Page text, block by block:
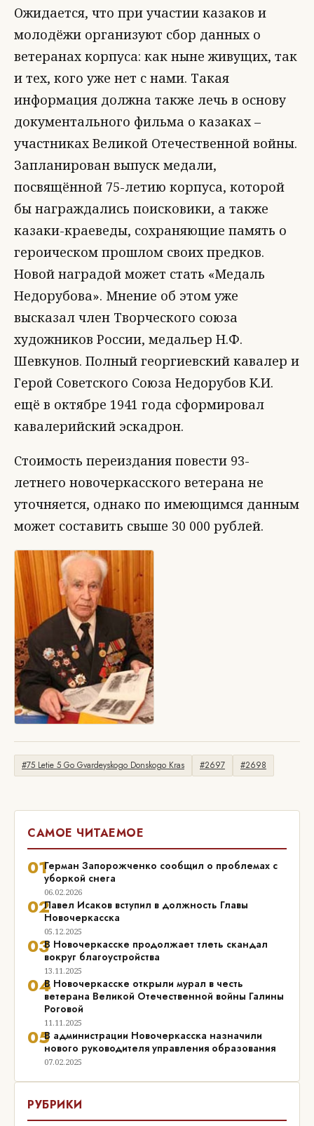
Ожидается, что при участии казаков и
молодёжи организуют сбор данных о
ветеранах корпуса: как ныне живущих, так
и тех, кого уже нет с нами. Такая
информация должна также лечь в основу
документального фильма о казаках –
участниках Великой Отечественной войны.
Запланирован выпуск медали,
посвящённой 75-летию корпуса, которой
бы награждались поисковики, а также
казаки-краеведы, сохраняющие память о
героическом прошлом своих предков.
Новой наградой может стать «Медаль
Недорубова». Мнение об этом уже
высказал член Творческого союза
художников России, медальер Н.Ф.
Шевкунов. Полный георгиевский кавалер и
Герой Советского Союза Недорубов К.И.
ещё в октябре 1941 года сформировал
кавалерийский эскадрон.
Стоимость переиздания повести 93-
летнего новочеркасского ветерана не
уточняется, однако по имеющимся данным
может составить свыше 30 000 рублей.
#75 Letie 5 Go Gvardeyskogo Donskogo Kras #2697 #2698
САМОЕ ЧИТАЕМОЕ
01Герман Запорожченко сообщил о проблемах с
уборкой снега
06.02.2026
02Павел Исаков вступил в должность Главы
Новочеркасска
05.12.2025
03В Новочеркасске продолжает тлеть скандал
вокруг благоустройства
13.11.2025
04В Новочеркасске открыли мурал в честь
ветерана Великой Отечественной войны Галины
Роговой
11.11.2025
05В администрации Новочеркасска назначили
нового руководителя управления образования
07.02.2025
РУБРИКИ